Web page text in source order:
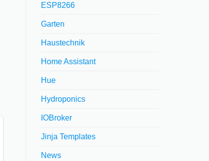
ESP8266
Garten
Haustechnik
Home Assistant
Hue
Hydroponics
IOBroker
Jinja Templates
News